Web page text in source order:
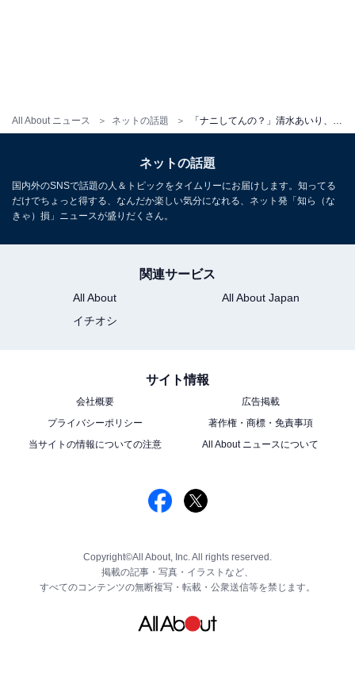
All About ニュース ネットの話題
ネットの話題
国内外のSNSで話題の人＆トピックをタイムリーにお届けします。知ってる
だけでちょっと得する、なんだか楽しい気分になれる、ネット発「知ら（な
きゃ）損」ニュースが盛りだくさん。
関連サービス
All About
All About Japan
イチオシ
サイト情報
会社概要
広告掲載
プライバシーポリシー
著作権・商標・免責事項
当サイトの情報についての注意
All About ニュースについて
Copyright©All About, Inc. All rights reserved.
掲載の記事・写真・イラストなど、
すべてのコンテンツの無断複写・転載・公衆送信等を禁じます。